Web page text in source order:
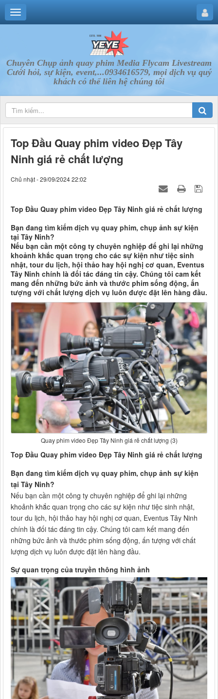
Chuyên Chụp ảnh quay phim Media Flycam Livestream
Cưới hỏi, sự kiện, event,...0934616579, mọi dịch vụ quý
khách có thể liên hệ chúng tôi
Top Đầu Quay phim video Đẹp Tây
Ninh giá rẻ chất lượng
Chủ nhật - 29/09/2024 22:02
Top Đầu Quay phim video Đẹp Tây Ninh giá rẻ chất lượng
Bạn đang tìm kiếm dịch vụ quay phim, chụp ảnh sự kiện
tại Tây Ninh?
Nếu bạn cần một công ty chuyên nghiệp để ghi lại những
khoảnh khắc quan trọng cho các sự kiện như tiệc sinh
nhật, tour du lịch, hội thảo hay hội nghị cơ quan, Eventus
Tây Ninh chính là đối tác đáng tin cậy. Chúng tôi cam kết
mang đến những bức ảnh và thước phim sống động, ấn
tượng với chất lượng dịch vụ luôn được đặt lên hàng đầu.
Quay phim video Đẹp Tây Ninh giá rẻ chất lượng (3)
Top Đầu Quay phim video Đẹp Tây Ninh giá rẻ chất lượng
Bạn đang tìm kiếm dịch vụ quay phim, chụp ảnh sự kiện
tại Tây Ninh?
Nếu bạn cần một công ty chuyên nghiệp để ghi lại những
khoảnh khắc quan trọng cho các sự kiện như tiệc sinh nhật,
tour du lịch, hội thảo hay hội nghị cơ quan, Eventus Tây Ninh
chính là đối tác đáng tin cậy. Chúng tôi cam kết mang đến
những bức ảnh và thước phim sống động, ấn tượng với chất
lượng dịch vụ luôn được đặt lên hàng đầu.
Sự quan trọng của truyền thông hình ảnh